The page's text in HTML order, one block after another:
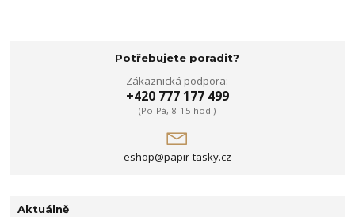
Potřebujete poradit?
Zákaznická podpora:
+420 777 177 499
(Po-Pá, 8-15 hod.)
eshop@papir-tasky.cz
Aktuálně